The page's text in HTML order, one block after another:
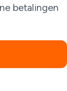
betalingen